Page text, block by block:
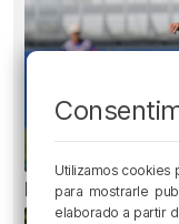
Erik Morán:
Utilizamos cookies
para mostrarle
elaborado a partir